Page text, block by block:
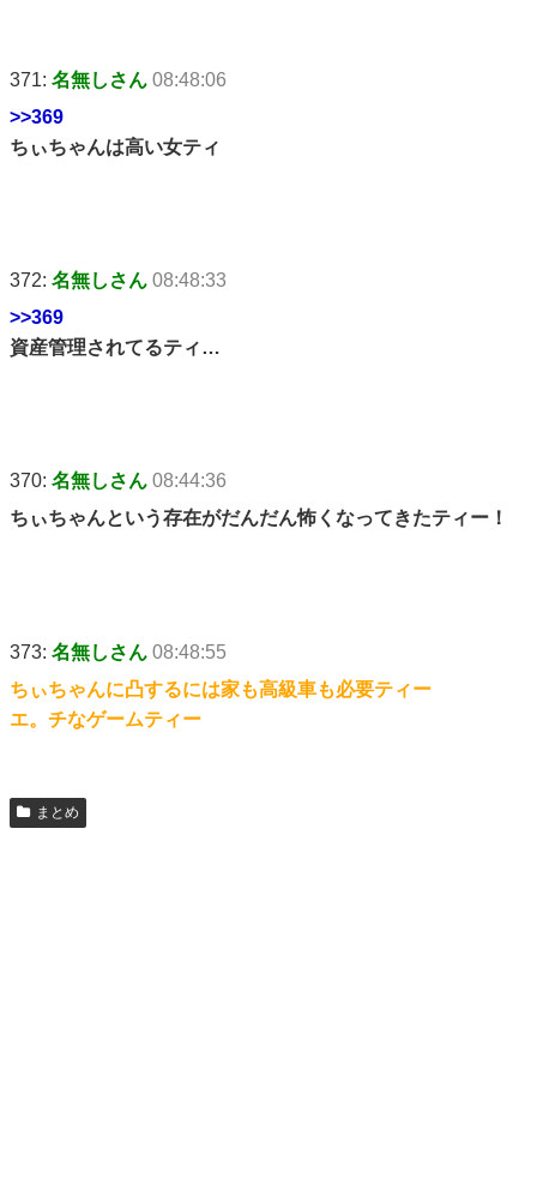
371: 名無しさん 08:48:06
>>369
ちぃちゃんは高い女ティ
372: 名無しさん 08:48:33
>>369
資産管理されてるティ…
370: 名無しさん 08:44:36
ちぃちゃんという存在がだんだん怖くなってきたティー！
373: 名無しさん 08:48:55
ちぃちゃんに凸するには家も高級車も必要ティー
エ。チなゲームティー
まとめ